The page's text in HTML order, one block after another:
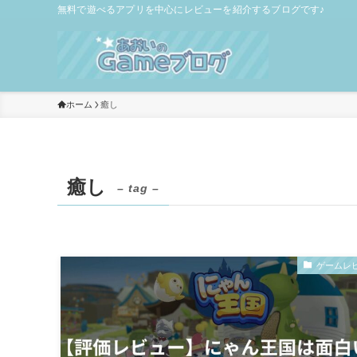
無料で遊べるアプリを中心にレビューを紹介するブログです♪
ホーム 癒し
癒し – tag –
ゲームレ